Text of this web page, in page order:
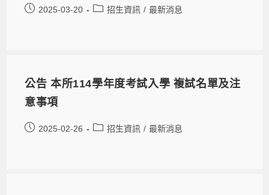
2025-03-20 招生資訊 / 最新消息
公告 本所114學年度考試入學 複試名單及注
意事項
2025-02-26 招生資訊 / 最新消息